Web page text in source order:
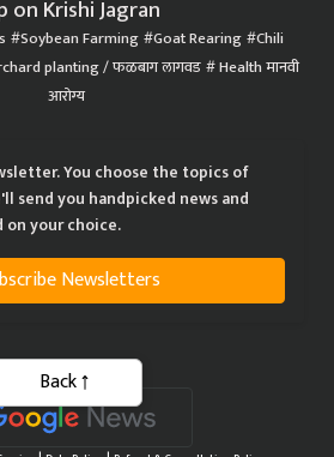
Soybean Farming Goat Rearing
planting / फळबाग लागवड Health मानवी
आरोग्य
send you handpicked news and
your choice.
Newsletters
|Data Policy |
Back